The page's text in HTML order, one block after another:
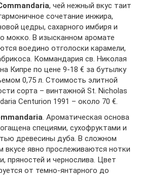
, чей нежный вкус таит
сочетание инжира,
цедры, сахарного имбиря и
мокко. В изысканном аромате
воедино отголоски карамели,
Коммандария св. Николая
Кипре по цене 9-18 € за бутылку
0,75 л. Стоимость элитной
сорта – винтажной St. Nicholas
Сenturion 1991 – около 70 €.
. Ароматическая основа
специями, сухофруктами и
древесины дуба. В сложном
вкусе явно прослеживаются нотки
пряностей и чернослива. Цвет
от темно-янтарного до